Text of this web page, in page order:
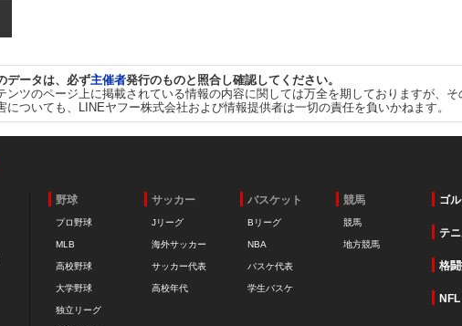
データは、必ず主催者発行のものと照合し確認してください。
ンツのページ上に掲載されている情報の内容に関しては万全を期しておりますが、
についても、LINEヤフー株式会社および情報提供者は一切の責任を負いかねます。
野球
プロ野球
MLB
高校野球
大学野球
独立リーグ
サッカー
Jリーグ
海外サッカー
サッカー代表
高校年代
バスケット
Bリーグ
NBA
バスケ代表
学生バスケ
競馬
競馬
地方競馬
ゴ
テ
格
NFL